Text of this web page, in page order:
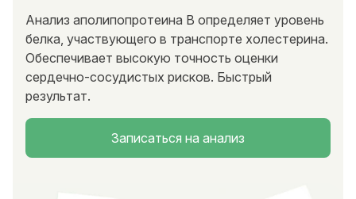
Анализ аполипопротеина В определяет уровень
белка, участвующего в транспорте холестерина.
Обеспечивает высокую точность оценки
сердечно-сосудистых рисков. Быстрый
результат.
Записаться на анализ